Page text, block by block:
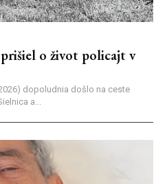
o život policajt v
dopoludnia došlo na ceste
a...